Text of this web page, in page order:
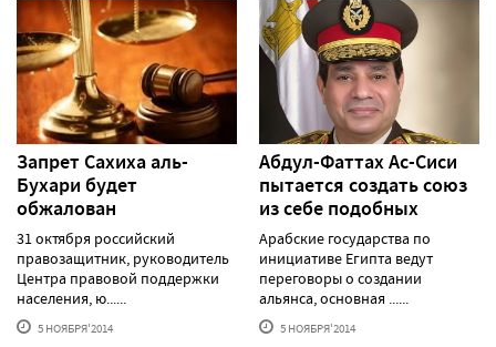
Запрет Сахиха аль-
Бухари будет
обжалован
31 октября российский
правозащитник, руководитель
Центра правовой поддержки
населения, ю......
5 НОЯБРЯ'2014
Абдул-Фаттах Ас-Сиси
пытается создать союз
из себе подобных
Арабские государства по
инициативе Египта ведут
переговоры о создании
альянса, основная ......
5 НОЯБРЯ'2014